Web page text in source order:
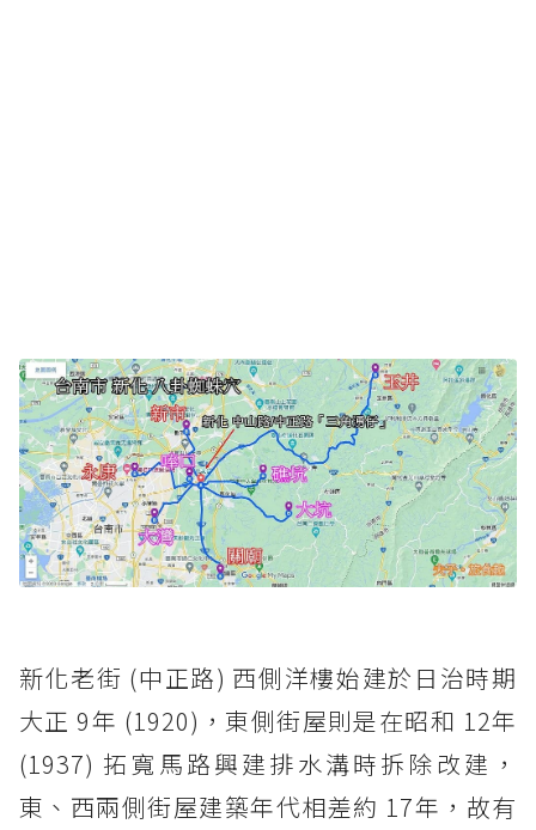
新化老街 (中正路) 西側洋樓始建於日治時期
大正 9年 (1920)，東側街屋則是在昭和 12年
(1937) 拓寬馬路興建排水溝時拆除改建，
東、西兩側街屋建築年代相差約 17年，故有